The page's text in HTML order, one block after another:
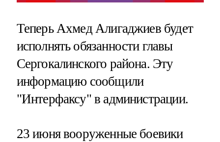
Теперь Ахмед Алигаджиев будет
исполнять обязанности главы
Сергокалинского района. Эту
информацию сообщили
"Интерфаксу" в администрации.
23 июня вооруженные боевики